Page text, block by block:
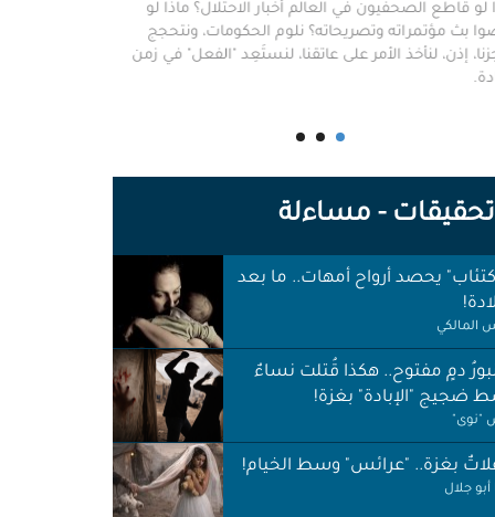
لو قاطع الصحفيون في العالم أخبار الاحتلال؟ ماذا لو
بث مؤتمراته وتصريحاته؟ نلوم الحكومات، ونتحجج
إذن، لنأخذ الأمر على عاتقنا، لنستَعِد "الفعل" في زمن
تحقيقات - مساءلة
يحصد أرواح أمهات.. ما بعد
المالكي
دمٍ مفتوح.. هكذا قُتلت نساءٌ
ضجيج "الإبادة" بغزة!
"نوى"
بغزة.. "عرائس" وسط الخيام!
جلال